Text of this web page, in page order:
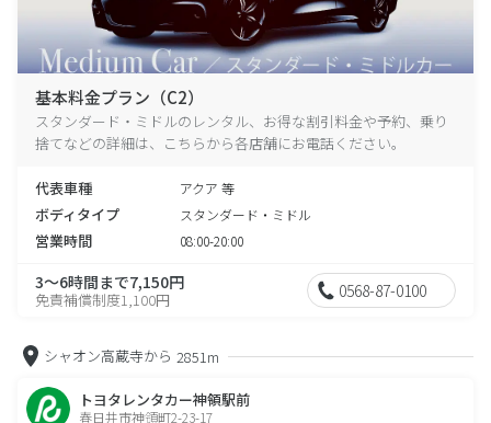
基本料金プラン（C2）
スタンダード・ミドルのレンタル、お得な割引料金や予約、乗り
捨てなどの詳細は、こちらから各店舗にお電話ください。
代表車種 アクア 等
ボディタイプ スタンダード・ミドル
営業時間 08:00-20:00
3～6時間まで7,150円
免責補償制度1,100円 0568-87-0100
シャオン高蔵寺から 2851m
トヨタレンタカー神領駅前
春日井市神領町2-23-17